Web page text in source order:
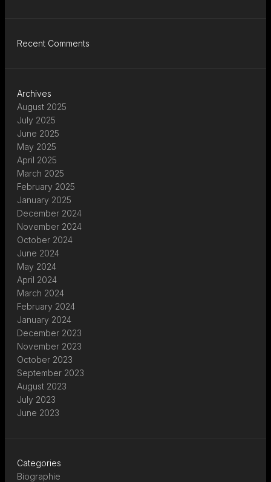
Recent Comments
Archives
August 2025
July 2025
June 2025
May 2025
April 2025
March 2025
February 2025
January 2025
December 2024
November 2024
October 2024
June 2024
May 2024
April 2024
March 2024
February 2024
January 2024
December 2023
November 2023
October 2023
September 2023
August 2023
July 2023
June 2023
Categories
Biographie